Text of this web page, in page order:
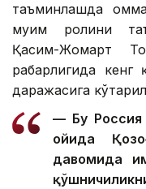
таъминлашда
муҳим ролини
Қасим-Жомарт
раҳбарлигида кенг
даражасига
— Бу Россия
ойида
давомида